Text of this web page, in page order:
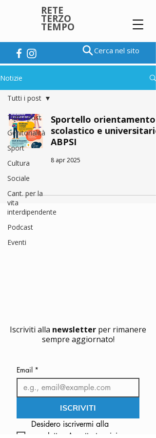
Cerca nel sito
RETE
TERZO
TEMPO
Notizie
Tutti i post
Genitorialità
Sport
Cultura
Sociale
Cant. per la
vita
interdipendente
Podcast
Eventi
Tutti i post
Sportello orientamento
scolastico e universitario
ABPSI
8 apr 2025
Iscriviti alla newsletter per rimanere
sempre aggiornato!
Email *
ISCRIVITI
Desidero iscrivermi alla
newsletter. Accetto termini e